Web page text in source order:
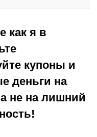
как я в
купоны и
деньги на
не на лишний